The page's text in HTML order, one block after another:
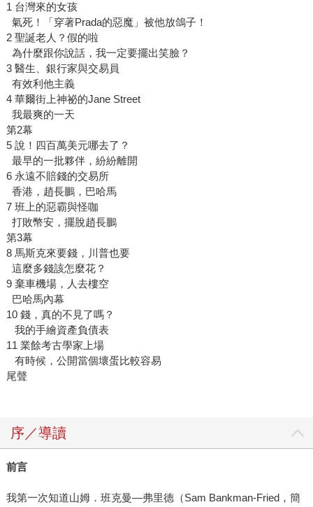
1 台灣來的女孩
氣死！「穿著Prada的惡魔」被他放鴿子！
2 聖誕老人？假的啦
為什麼跟你說話，我一定要擺出笑臉？
3 醫生、銀行家與交易員
有效利他主義
4 華爾街上神祕的Jane Street
我最爽的一天
第2幕
5 說！四百萬美元哪去了？
最早的一批夥伴，紛紛離開
6 永遠不賠錢的交易所
香港，趙長鵬，巴哈馬
7 班上的惡霸與怪咖
打敗幣安，擺脫趙長鵬
第3幕
8 馬斯克來要錢，川普也要
這麼多錢該怎麼花？
9 棄車機場，人去樓空
巴哈馬內幕
10 錢，真的不見了嗎？
我的手繪資產負債表
11 業餘考古學家上場
有時候，公開當個壞蛋比較容易
尾聲
序／導讀
前言
我第一次知道山姆．班克曼—弗里德（Sam Bankman-Fried，簡